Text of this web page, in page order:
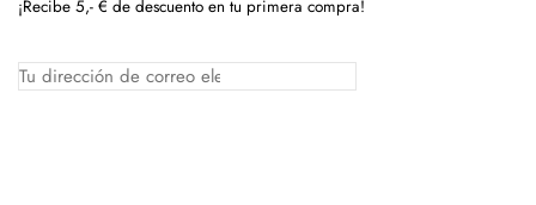
¡Recibe 5,- € de descuento en tu primera compra!